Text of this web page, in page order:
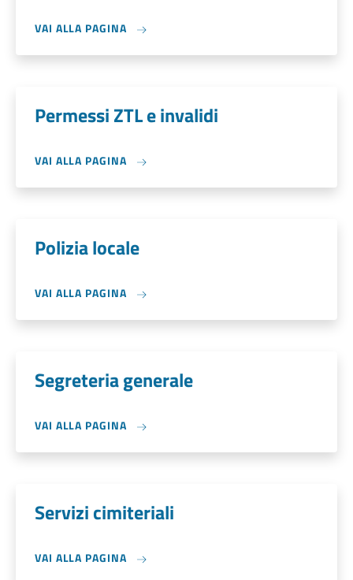
VAI ALLA PAGINA
Permessi ZTL e invalidi
VAI ALLA PAGINA
Polizia locale
VAI ALLA PAGINA
Segreteria generale
VAI ALLA PAGINA
Servizi cimiteriali
VAI ALLA PAGINA